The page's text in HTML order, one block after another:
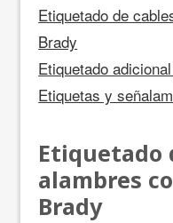
Etiquetado de
Brady
Etiquetado
Etiquetas y
Etiquetado
alambres
Brady